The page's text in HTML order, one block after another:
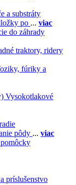
a substráty
po ... viac
do záhrady
traktory, ridery
fúriky a
Vysokotlakové
pôdy ... viac
príslušenstvo